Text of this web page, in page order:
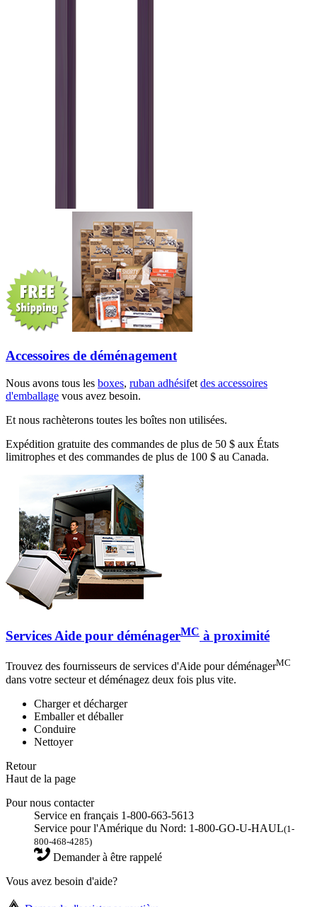
Accessoires de déménagement
Nous avons tous les boxes, ruban adhésifet des accessoires
d'emballage vous avez besoin.
Et nous rachèterons toutes les boîtes non utilisées.
Expédition gratuite des commandes de plus de 50 $ aux États
limitrophes et des commandes de plus de 100 $ au Canada.
Services Aide pour déménagerMC à proximité
Trouvez des fournisseurs de services d'Aide pour déménagerMC
dans votre secteur et déménagez deux fois plus vite.
Charger et décharger
Emballer et déballer
Conduire
Nettoyer
Retour
Haut de la page
Pour nous contacter
Service en français 1-800-663-5613
Service pour l'Amérique du Nord: 1-800-GO-U-HAUL(1-
800-468-4285)
Demander à être rappelé
Vous avez besoin d'aide?